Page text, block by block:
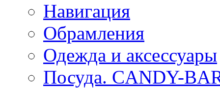
Навигация
Обрамления
Одежда и аксессуары
Посуда. CANDY-